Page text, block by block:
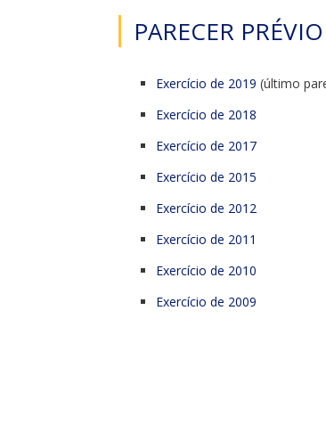
PARECER
Exercício de 2019 (último
Exercício de 2018
Exercício de 2017
Exercício de 2015
Exercício de 2012
Exercício de 2011
Exercício de 2010
Exercício de 2009